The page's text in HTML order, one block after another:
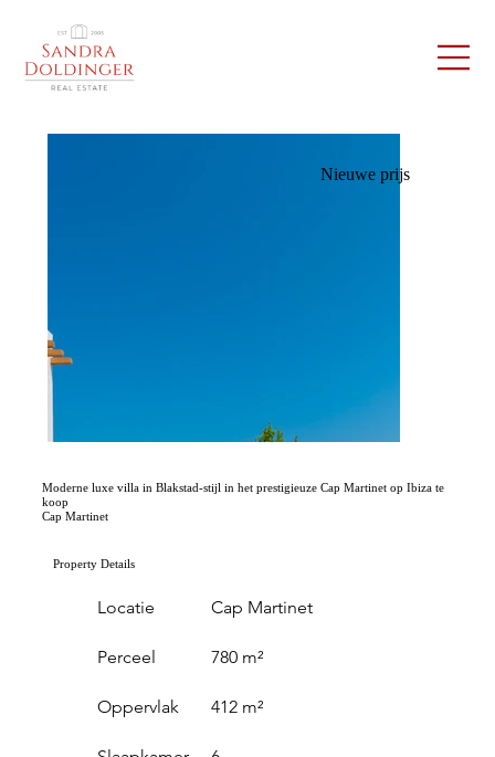
Nieuwe prijs
Moderne luxe villa in Blakstad-stijl in het prestigieuze Cap Martinet op Ibiza te
koop
Cap Martinet
Property Details
Locatie
Perceel
Oppervlak
Cap Martinet
780 m²
412 m²